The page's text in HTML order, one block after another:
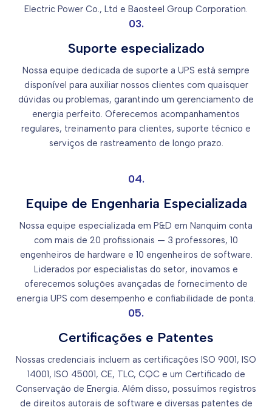
Electric Power Co., Ltd e Baosteel Group Corporation.
03.
Suporte especializado
Nossa equipe dedicada de suporte a UPS está sempre
disponível para auxiliar nossos clientes com quaisquer
dúvidas ou problemas, garantindo um gerenciamento de
energia perfeito. Oferecemos acompanhamentos
regulares, treinamento para clientes, suporte técnico e
serviços de rastreamento de longo prazo.
04.
Equipe de Engenharia Especializada
Nossa equipe especializada em P&D em Nanquim conta
com mais de 20 profissionais — 3 professores, 10
engenheiros de hardware e 10 engenheiros de software.
Liderados por especialistas do setor, inovamos e
oferecemos soluções avançadas de fornecimento de
energia UPS com desempenho e confiabilidade de ponta.
05.
Certificações e Patentes
Nossas credenciais incluem as certificações ISO 9001, ISO
14001, ISO 45001, CE, TLC, CQC e um Certificado de
Conservação de Energia. Além disso, possuímos registros
de direitos autorais de software e diversas patentes de